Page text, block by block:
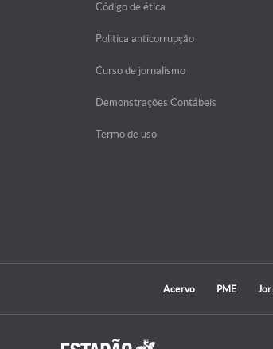
Código de ética
Politica anticorrupção
Curso de jornalismo
Demonstrações Contábeis
Termo de uso
Acervo PME